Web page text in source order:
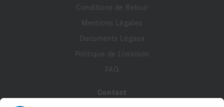
Conditions de Retour
Mentions Légales
Documents Légaux
Politique de Livraison
FAQ
Contact